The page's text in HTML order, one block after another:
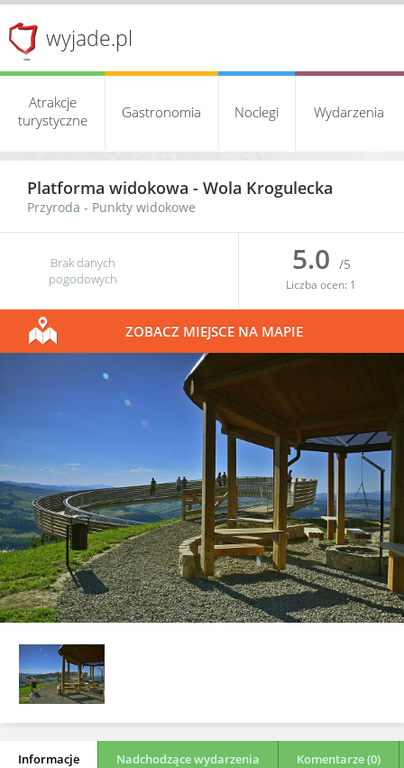
wyjade.pl
Atrakcje
turystyczne
Gastronomia Noclegi Wydarzenia
Platforma widokowa - Wola Krogulecka
Przyroda - Punkty widokowe
Brak danych
pogodowych
5.0 /5
Liczba ocen: 1
ZOBACZ MIEJSCE NA MAPIE
Informacje Nadchodzące wydarzenia Komentarze (0)